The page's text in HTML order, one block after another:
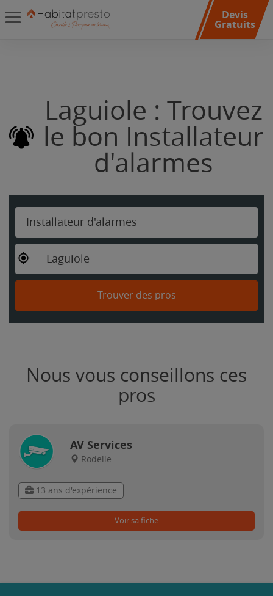
Devis
Gratuits
Laguiole : Trouvez
le bon Installateur
d'alarmes
Installateur d'alarmes
Laguiole
Trouver des pros
Nous vous conseillons ces
pros
AV Services
Rodelle
13 ans d'expérience
Voir sa fiche